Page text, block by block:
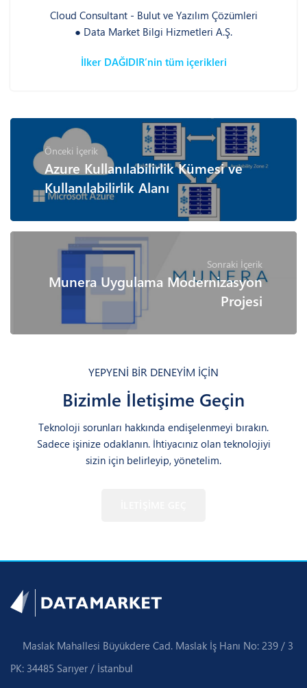
Cloud Consultant - Bulut ve Yazılım Çözümleri
● Data Market Bilgi Hizmetleri A.Ş.
İlker DAĞIDIR’nin tüm içerikleri
Önceki İçerik
Azure Kullanılabilirlik Kümesi ve
Kullanılabilirlik Alanı
Sonraki İçerik
Munera Uygulama Modernizasyon
Projesi
YEPYENİ BİR DENEYİM İÇİN
Bizimle İletişime Geçin
Teknoloji sorunları hakkında endişelenmeyi bırakın.
Sadece işinize odaklanın. İhtiyacınız olan teknolojiyi
sizin için belirleyip, yönetelim.
Maslak Mahallesi Büyükdere Cad. Maslak İş Hanı No: 239 / 3
PK: 34485 Sarıyer / İstanbul